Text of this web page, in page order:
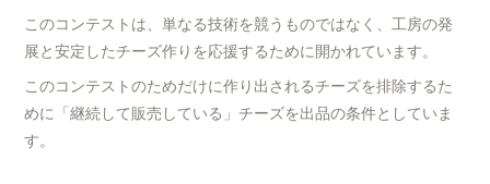
このコンテストは、単なる技術を競うものではなく、工房の発
展と安定したチーズ作りを応援するために開かれています。
このコンテストのためだけに作り出されるチーズを排除するた
めに「継続して販売している」チーズを出品の条件としていま
す。